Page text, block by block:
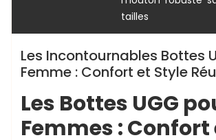
tailles
Les Incontournables Bottes
Femme : Confort et Style
Les Bottes UGG
Femmes : Confort